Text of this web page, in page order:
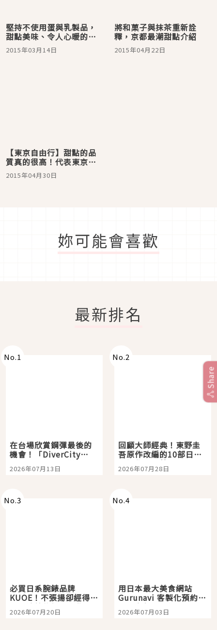
堅持不使用蛋與乳製品，
甜點美味、令人心暖的雜
貨咖啡廳＠西荻窪 trim
2015年03月14日
將和菓子與抹茶重新詮
釋，京都最潮甜點介紹
2015年04月22日
【東京自由行】甜點的品
質真的很高！代表東京的
素食café＠8ablish
2015年04月30日
妳可能會喜歡
最新排名
No.1
在台場欣賞鋼彈最後的
機會！「DiverCity
Tokyo Plaza」搭船、
購物、美食及夜景，一
2026年07月13日
No.2
回顧大師經典！東野圭
吾原作改編的10部日本
影視作品推薦
2026年07月28日
No.3
必買日系腕錶品牌
KUOE！不張揚卻經得起
時間洗鍊的經典之作五
選
2026年07月20日
No.4
用日本最大美食網站
Gurunavi 客製化預約九
大都市餐廳，打造專屬
美食體驗！
2026年07月03日
Share